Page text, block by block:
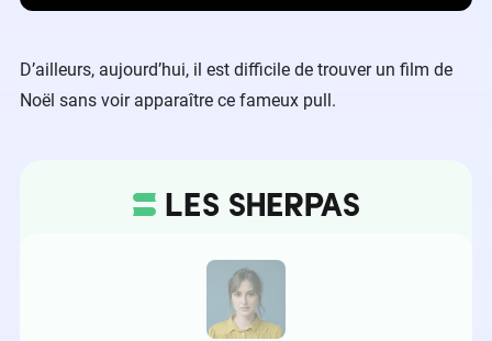
D’ailleurs, aujourd’hui, il est difficile de trouver un film de
Noël sans voir apparaître ce fameux pull.